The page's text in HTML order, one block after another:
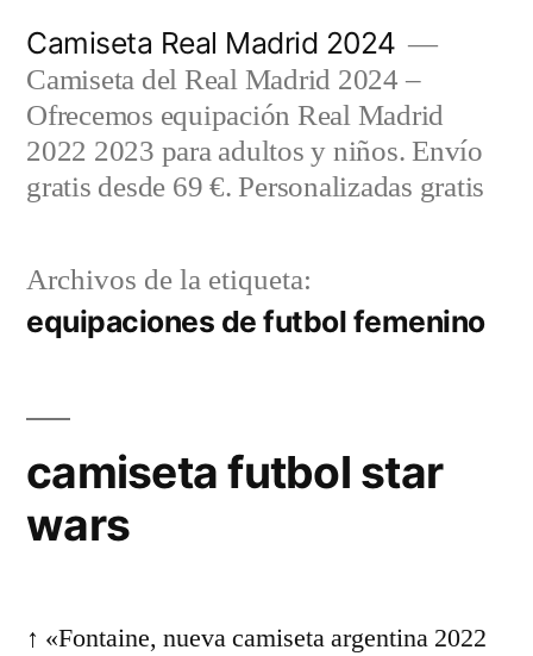
contenido
Camiseta Real Madrid 2024
Camiseta del Real Madrid 2024 –
Ofrecemos equipación Real Madrid
2022 2023 para adultos y niños. Envío
gratis desde 69 €. Personalizadas gratis
Archivos de la etiqueta:
equipaciones de futbol femenino
camiseta futbol star
wars
↑ «Fontaine, nueva camiseta argentina 2022